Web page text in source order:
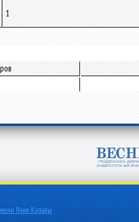
1
Янки Купалы